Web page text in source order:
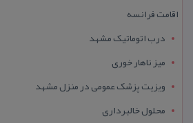
اقامت فرانسه
درب اتوماتیک مشهد
میز ناهار خوری
ویزیت پزشک عمومی در منزل مشهد
محلول خالبرداری